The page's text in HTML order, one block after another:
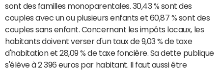
sont des familles monoparentales. 30,43 % sont des
couples avec un ou plusieurs enfants et 60,87 % sont des
couples sans enfant. Concernant les impôts locaux, les
habitants doivent verser d'un taux de 9,03 % de taxe
d'habitation et 28,09 % de taxe foncière. Sa dette publique
s'élève à 2 396 euros par habitant. Il faut aussi être